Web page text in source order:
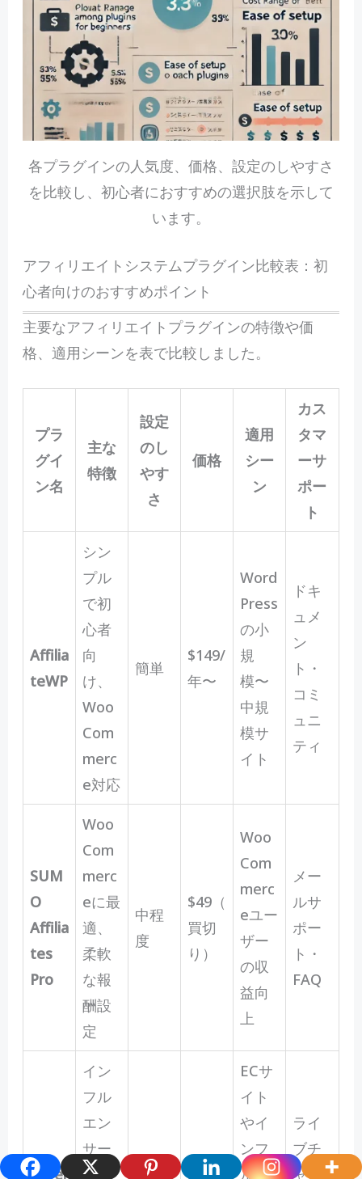
各プラグインの人気度、価格、設定のしやすさ
を比較し、初心者におすすめの選択肢を示して
います。
アフィリエイトシステムプラグイン比較表：初
心者向けのおすすめポイント
主要なアフィリエイトプラグインの特徴や価
格、適用シーンを表で比較しました。
プラ
グイ
ン名
主な
特徴
設定
のし
やす
さ
価格
適用
シー
ン
カス
タマ
ーサ
ポー
ト
Affilia
teWP
シン
プル
で初
心者
向
け、
Woo
Com
merc
e対応
簡単
$149/
年〜
Word
Press
の小
規
模〜
中規
模サ
イト
ドキ
ュメ
ン
ト・
コミ
ュニ
ティ
SUM
O
Affilia
tes
Pro
Woo
Com
merc
eに最
適、
柔軟
な報
酬設
定
中程
度
$49（
買切
り）
Woo
Com
merc
eユー
ザー
の収
益向
上
メー
ルサ
ポー
ト・
FAQ
Refer
イン
フル
エン
サー
向
やや
$99/
ECサ
イト
やイ
ンフ
ルエ
ライ
ブチ
ャッ